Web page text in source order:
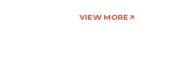
VIEW MORE